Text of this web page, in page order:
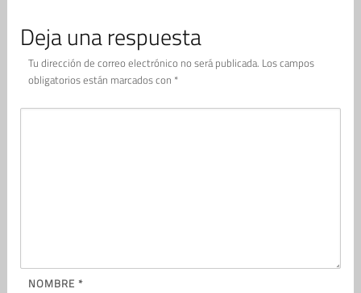
Deja una respuesta
Tu dirección de correo electrónico no será publicada. Los campos
obligatorios están marcados con *
NOMBRE *